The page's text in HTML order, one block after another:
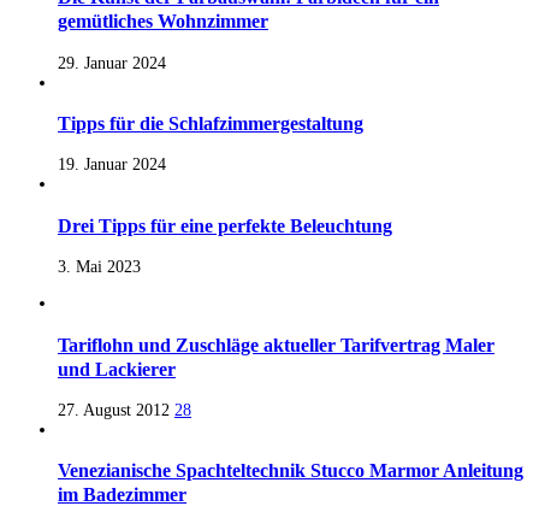
gemütliches Wohnzimmer
29. Januar 2024
Tipps für die Schlafzimmergestaltung
19. Januar 2024
Drei Tipps für eine perfekte Beleuchtung
3. Mai 2023
Tariflohn und Zuschläge aktueller Tarifvertrag Maler
und Lackierer
27. August 2012 28
Venezianische Spachteltechnik Stucco Marmor Anleitung
im Badezimmer